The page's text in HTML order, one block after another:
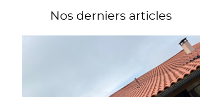
Nos derniers articles